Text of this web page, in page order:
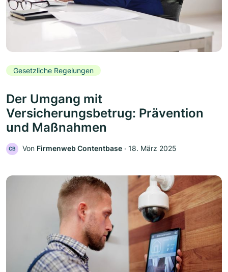
Gesetzliche Regelungen
Der Umgang mit
Versicherungsbetrug: Prävention
und Maßnahmen
CB Von Firmenweb Contentbase ‧ 18. März 2025